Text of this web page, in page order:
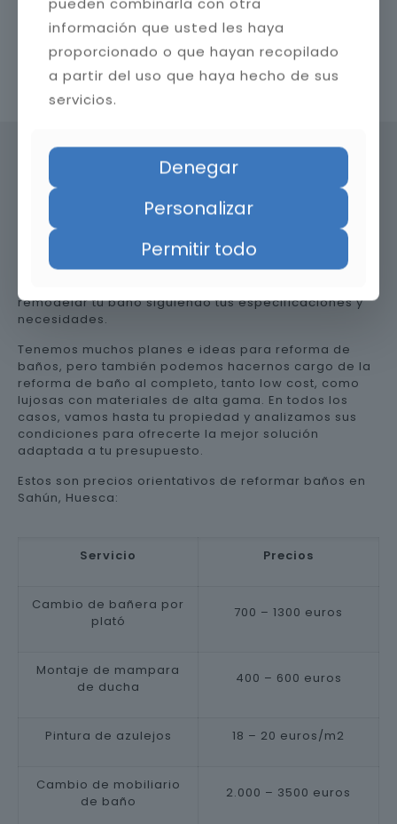
Contacta con nosotros
Precio de reformar el baño en
remodelar tu baño siguiendo tus especificaciones y
necesidades.
Tenemos muchos planes e ideas para reforma de
baños, pero también podemos hacernos cargo de la
reforma de baño al completo, tanto low cost, como
lujosas con materiales de alta gama. En todos los
casos, vamos hasta tu propiedad y analizamos sus
condiciones para ofrecerte la mejor solución
adaptada a tu presupuesto.
Estos son precios orientativos de reformar baños en
Sahún, Huesca:
Servicio Precios
Cambio de bañera por
plató
700 – 1300 euros
Montaje de mampara
de ducha
400 – 600 euros
Pintura de azulejos 18 – 20 euros/m2
Cambio de mobiliario
de baño
2.000 – 3500 euros
información que usted les haya
proporcionado o que hayan recopilado
a partir del uso que haya hecho de sus
servicios.
Denegar
Personalizar
Permitir todo